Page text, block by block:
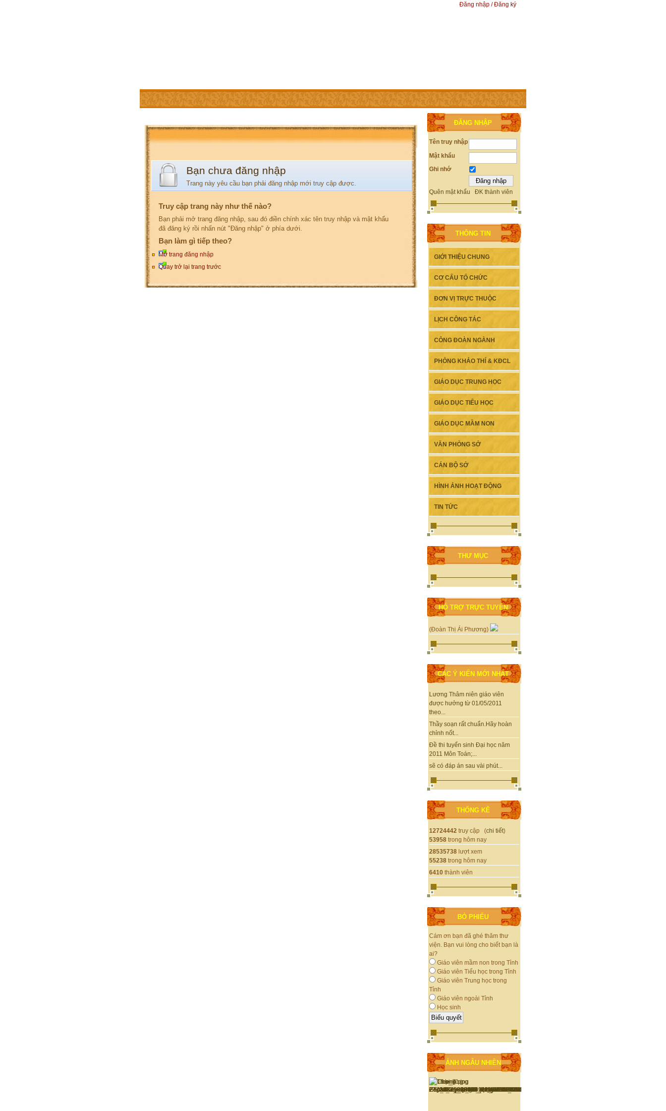
Đăng nhập / Đăng ký
TRANG CHỦ THÀNH VIÊN LIÊN HỆ CÁC TRANG TRỰC THUỘC
ĐĂNG NHẬP
Tên truy nhập
Mật khẩu
Ghi nhớ
Quên mật khẩu ĐK thành viên
THÔNG TIN
GIỚI THIỆU CHUNG
CƠ CẤU TỔ CHỨC
ĐƠN VỊ TRỰC THUỘC
LỊCH CÔNG TÁC
CÔNG ĐOÀN NGÀNH
PHÒNG KHẢO THÍ & KĐCL
GIÁO DỤC TRUNG HỌC
GIÁO DỤC TIỂU HỌC
GIÁO DỤC MẦM NON
VĂN PHÒNG SỞ
CÁN BỘ SỞ
HÌNH ẢNH HOẠT ĐỘNG
TIN TỨC
THƯ MỤC
HỖ TRỢ TRỰC TUYẾN
(Đoàn Thị Ái Phương)
CÁC Ý KIẾN MỚI NHẤT
Lương Thâm niên giáo viên
được hưởng từ 01/05/2011
theo...
Thầy soạn rất chuẩn.Hãy hoàn
chỉnh nốt...
Đề thi tuyển sinh Đại học năm
2011 Môn Toán;...
sẽ có đáp án sau vài phút...
THỐNG KÊ
12724442 truy cập (chi tiết)
53958 trong hôm nay
28535738 lượt xem
55238 trong hôm nay
6410 thành viên
BỎ PHIẾU
Cám ơn bạn đã ghé thăm thư
viện. Bạn vui lòng cho biết bạn là
ai?
Giáo viên mầm non trong Tỉnh
Giáo viên Tiểu học trong Tỉnh
Giáo viên Trung học trong
Tỉnh
Giáo viên ngoài Tỉnh
Học sinh
ẢNH NGẪU NHIÊN
Bạn chưa đăng nhập
Trang này yêu cầu bạn phải đăng nhập mới truy cập được.
Truy cập trang này như thế nào?
Bạn phải mở trang đăng nhập, sau đó điền chính xác tên truy nhập và mật khẩu
đã đăng ký rồi nhấn nút "Đăng nhập" ở phía dưới.
Bạn làm gì tiếp theo?
Mở trang đăng nhập
Quay trở lại trang trước